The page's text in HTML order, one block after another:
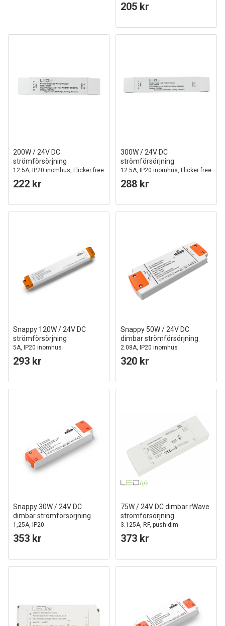
205 kr
200W / 24V DC
strömförsörjning
12.5A, IP20 inomhus, Flicker free
222 kr
300W / 24V DC
strömförsörjning
12.5A, IP20 inomhus, Flicker free
288 kr
Snappy 120W / 24V DC
strömförsörjning
5A, IP20 inomhus
293 kr
Snappy 50W / 24V DC
dimbar strömförsörjning
2.08A, IP20 inomhus
320 kr
Snappy 30W / 24V DC
dimbar strömförsörjning
1,25A, IP20
353 kr
75W / 24V DC dimbar rWave
strömförsörjning
3.125A, RF, push-dim
373 kr